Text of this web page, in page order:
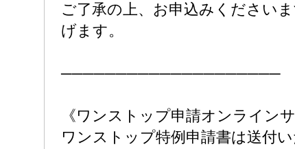
ご了承の上、お申込みください
げます。
────────────────────
《ワンストップ申請オンライン
ワンストップ特例申請書は送付